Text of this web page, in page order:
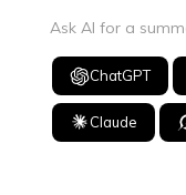
Ask AI for a
ChatGPT
Claude